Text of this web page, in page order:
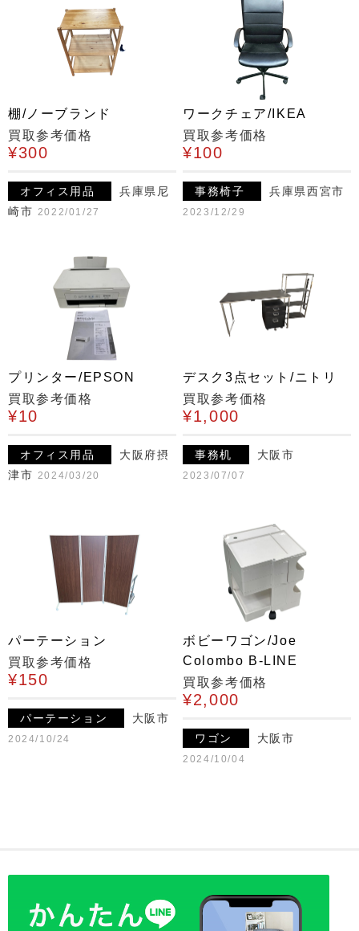
棚/ノーブランド
買取参考価格
¥300
オフィス用品
兵庫県尼
崎市 2022/01/27
ワークチェア/IKEA
買取参考価格
¥100
事務椅子 兵庫県西宮市
2023/12/29
プリンター/EPSON
買取参考価格
¥10
オフィス用品
大阪府摂
津市 2024/03/20
デスク3点セット/ニトリ
買取参考価格
¥1,000
事務机 大阪市
2023/07/07
パーテーション
買取参考価格
¥150
パーテーション 大阪市
2024/10/24
ボビーワゴン/Joe
Colombo B-LINE
買取参考価格
¥2,000
ワゴン 大阪市
2024/10/04